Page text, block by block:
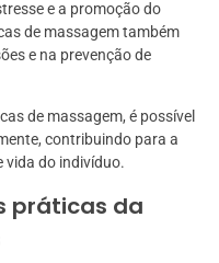
e a promoção do
de massagem também
e na prevenção de
de massagem, é possível
contribuindo para a
vida do indivíduo.
práticas da